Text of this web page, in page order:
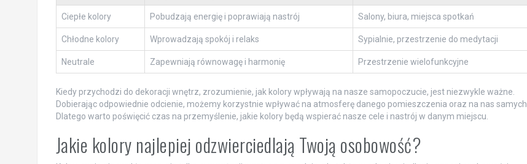
Ciepłe kolory Pobudzają energię i poprawiają nastrój Salony, biura, miejsca spotkań
Chłodne kolory Wprowadzają spokój i relaks Sypialnie, przestrzenie do medytacji
Neutrale Zapewniają równowagę i harmonię Przestrzenie wielofunkcyjne
Kiedy przychodzi do dekoracji wnętrz, zrozumienie, jak kolory wpływają na nasze samopoczucie, jest niezwykle ważne.
Dobierając odpowiednie odcienie, możemy korzystnie wpływać na atmosferę danego pomieszczenia oraz na nas samych.
Dlatego warto poświęcić czas na przemyślenie, jakie kolory będą wspierać nasze cele i nastrój w danym miejscu.
Jakie kolory najlepiej odzwierciedlają Twoją osobowość?